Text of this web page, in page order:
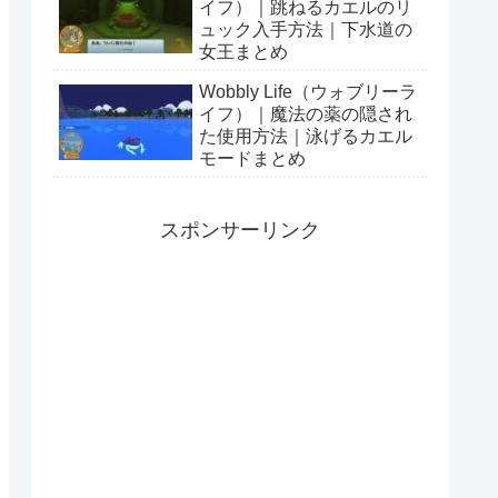
イフ）｜跳ねるカエルのリ
ュック入手方法｜下水道の
女王まとめ
Wobbly Life（ウォブリーラ
イフ）｜魔法の薬の隠され
た使用方法｜泳げるカエル
モードまとめ
スポンサーリンク